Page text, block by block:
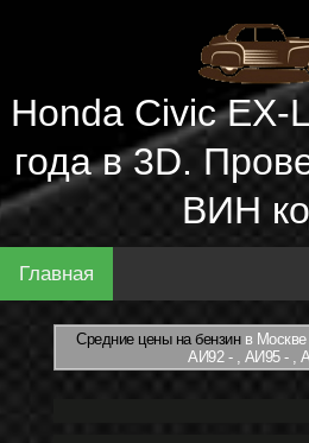
Honda Civic EX-
года в 3D.
ВИН
Главная
Средние цены на бензинв Москве
АИ92 - , АИ95 - ,